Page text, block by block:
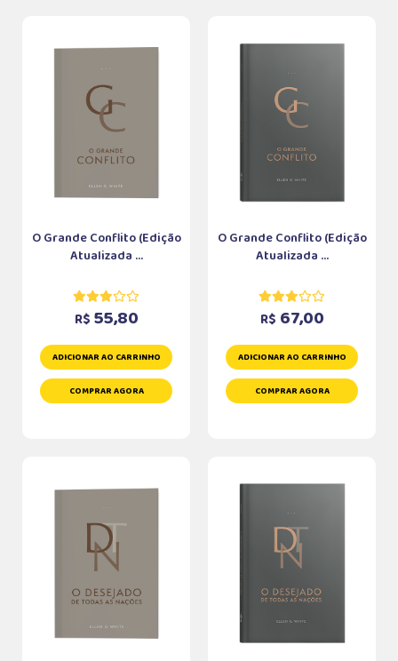
O Grande Conflito (Edição
Atualizada ...
R$ 55,80
ADICIONAR AO CARRINHO
COMPRAR AGORA
O Grande Conflito (Edição
Atualizada ...
R$ 67,00
ADICIONAR AO CARRINHO
COMPRAR AGORA